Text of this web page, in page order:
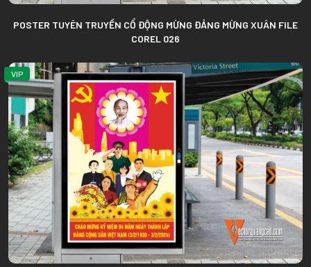
POSTER TUYÊN TRUYỀN CỔ ĐỘNG MỪNG ĐẢNG MỪNG XUÂN FILE
COREL 026
VIP